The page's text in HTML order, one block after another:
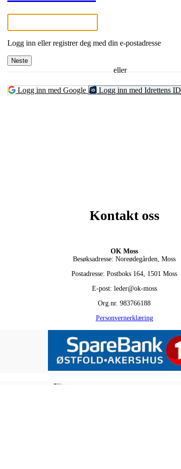
Logg inn eller registrer deg med din e-postadresse
Neste
eller
Logg inn med Google Logg inn med Idrettens ID
Kontakt oss
OK Moss
Besøksadresse: Noreødegården, Moss
Postadresse: Postboks 164, 1501 Moss
E-post: leder@ok-moss
Org.nr. 983766188
Personvernerklæring